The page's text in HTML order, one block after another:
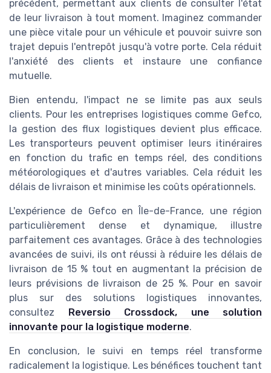
précédent, permettant aux clients de consulter l'état
de leur livraison à tout moment. Imaginez commander
une pièce vitale pour un véhicule et pouvoir suivre son
trajet depuis l'entrepôt jusqu'à votre porte. Cela réduit
l'anxiété des clients et instaure une confiance
mutuelle.
Bien entendu, l'impact ne se limite pas aux seuls
clients. Pour les entreprises logistiques comme Gefco,
la gestion des flux logistiques devient plus efficace.
Les transporteurs peuvent optimiser leurs itinéraires
en fonction du trafic en temps réel, des conditions
météorologiques et d'autres variables. Cela réduit les
délais de livraison et minimise les coûts opérationnels.
L'expérience de Gefco en Île-de-France, une région
particulièrement dense et dynamique, illustre
parfaitement ces avantages. Grâce à des technologies
avancées de suivi, ils ont réussi à réduire les délais de
livraison de 15 % tout en augmentant la précision de
leurs prévisions de livraison de 25 %. Pour en savoir
plus sur des solutions logistiques innovantes,
consultez Reversio Crossdock, une solution
innovante pour la logistique moderne.
En conclusion, le suivi en temps réel transforme
radicalement la logistique. Les bénéfices touchent tant